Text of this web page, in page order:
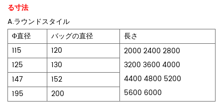
る寸法
A.ラウンドスタイル
Φ直径
バッグの直径
長さ
115
120
2000 2400 2800
3200 3600 4000
4400 4800 5200
5600 6000
125
130
147
152
195
200